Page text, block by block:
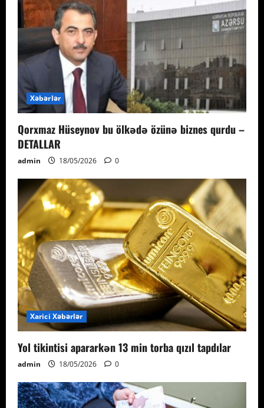
Xəbərlər
Qorxmaz Hüseynov bu ölkədə özünə biznes qurdu –
DETALLAR
admin 18/05/2026 0
Xarici Xəbərlər
Yol tikintisi apararkən 13 min torba qızıl tapdılar
admin 18/05/2026 0